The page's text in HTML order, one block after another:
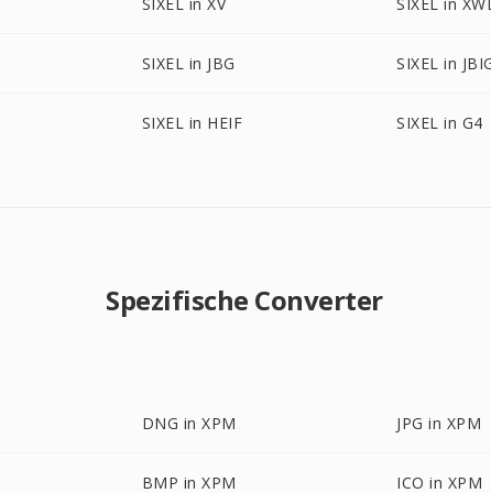
SIXEL in JBG SIXEL in
SIXEL in HEIF SIXEL in G4
Spezifische Converter
DNG in XPM JPG in XPM
BMP in XPM ICO in XPM